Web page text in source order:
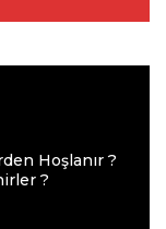
Hoşlanır ?
?